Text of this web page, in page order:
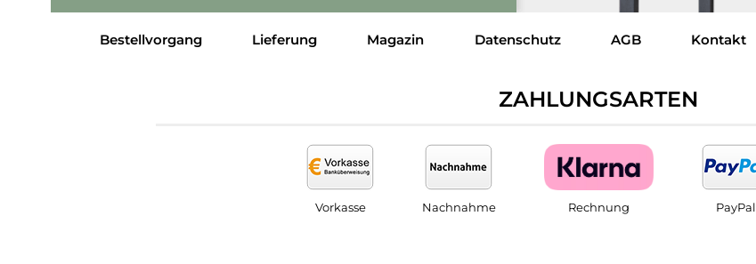
Bestellvorgang Lieferung Magazin Datenschutz AGB Kontakt
ZAHLUNGSARTEN
Vorkasse Nachnahme Rechnung PayPal